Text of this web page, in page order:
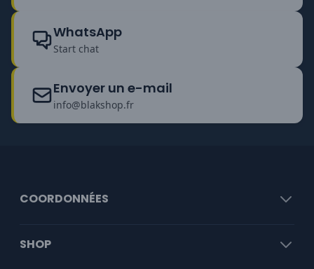
WhatsApp
Start chat
Envoyer un e-mail
info@blakshop.fr
COORDONNÉES
SHOP